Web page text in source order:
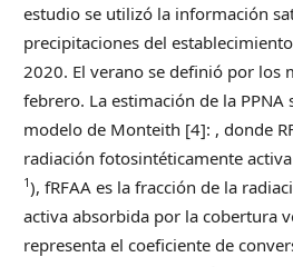
estudio se utilizó la información
precipitaciones del
2020. El verano se definió por los
febrero. La estimación de la PPNA
modelo de Monteith [4]: , donde
radiación fotosintéticamente
1), fRFAA es la fracción de la
activa absorbida por la cobertura
representa el coeficiente de